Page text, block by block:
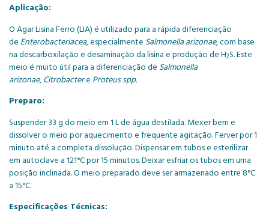
Aplicação:
O Agar Lisina Ferro (LIA) é utilizado para a rápida diferenciação
de Enterobacteriacea, especialmente Salmonella arizonae, com base
na descarboxilação e desaminação da lisina e produção de H2S. Este
meio é muito útil para a diferenciação de Salmonella
arizonae,Citrobactere Proteus spp.
Preparo:
Suspender 33 g do meio em 1 L de água destilada. Mexer bem e
dissolver o meio por aquecimento e frequente agitação. Ferver por 1
minuto até a completa dissolução. Dispensar em tubos e esterilizar
em autoclave a 121°C por 15 minutos. Deixar esfriar os tubos em uma
posição inclinada. O meio preparado deve ser armazenado entre 8°C
a 15°C.
Especificações Técnicas: